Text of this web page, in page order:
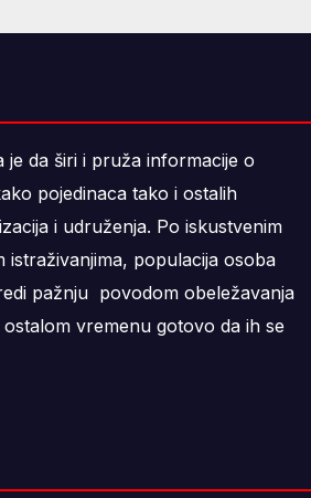
je da širi i pruža informacije o
pojedinaca tako i ostalih
i udruženja. Po iskustvenim
istraživanjima, populacija osoba
pažnju povodom obeležavanja
vremenu gotovo da ih se